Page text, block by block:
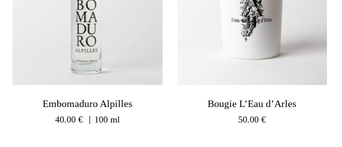
Embomaduro Alpilles
40.00 € ｜100 ml
Bougie L’Eau d’Arles
50.00€